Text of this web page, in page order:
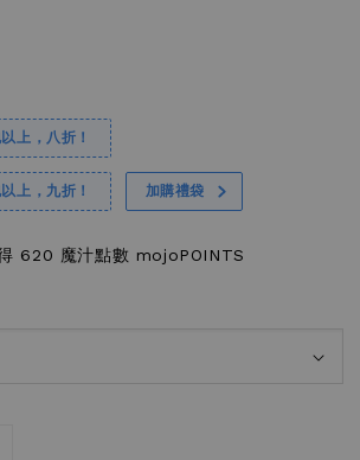
上，八折！
上，九折！ 加購禮袋
620 魔汁點數 mojoPOINTS